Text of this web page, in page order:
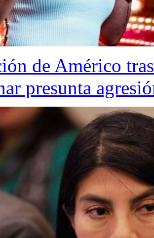
de Américo
presunta